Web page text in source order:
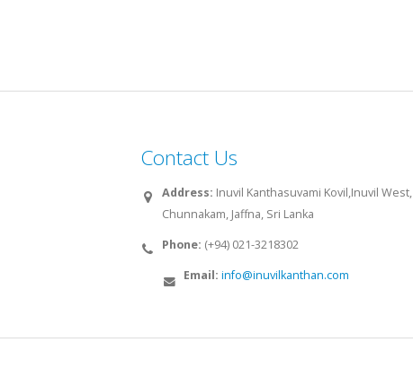
Contact Us
Address: Inuvil Kanthasuvami Kovil,Inuvil West,
Chunnakam, Jaffna, Sri Lanka
Phone: (+94) 021-3218302
Email: info@inuvilkanthan.com